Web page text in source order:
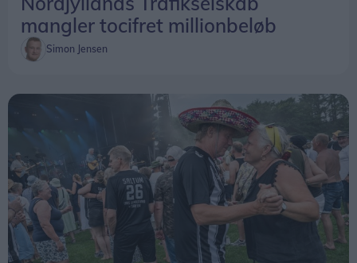
mangler tocifret millionbeløb
Simon Jensen